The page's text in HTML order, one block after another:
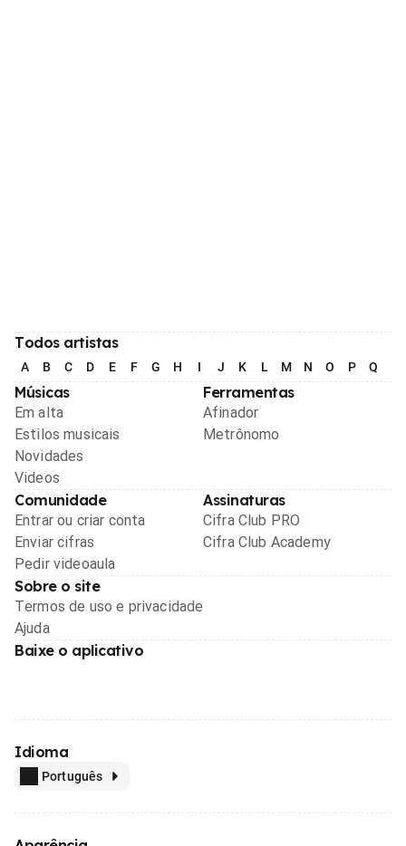
Todos artistas
A B C D E F G H I J K L M N O P Q
Músicas
Em alta
Estilos musicais
Novidades
Videos
Ferramentas
Afinador
Metrônomo
Comunidade
Entrar ou criar conta
Enviar cifras
Pedir videoaula
Assinaturas
Cifra Club PRO
Cifra Club Academy
Sobre o site
Termos de uso e privacidade
Ajuda
Baixe o aplicativo
Idioma
Português